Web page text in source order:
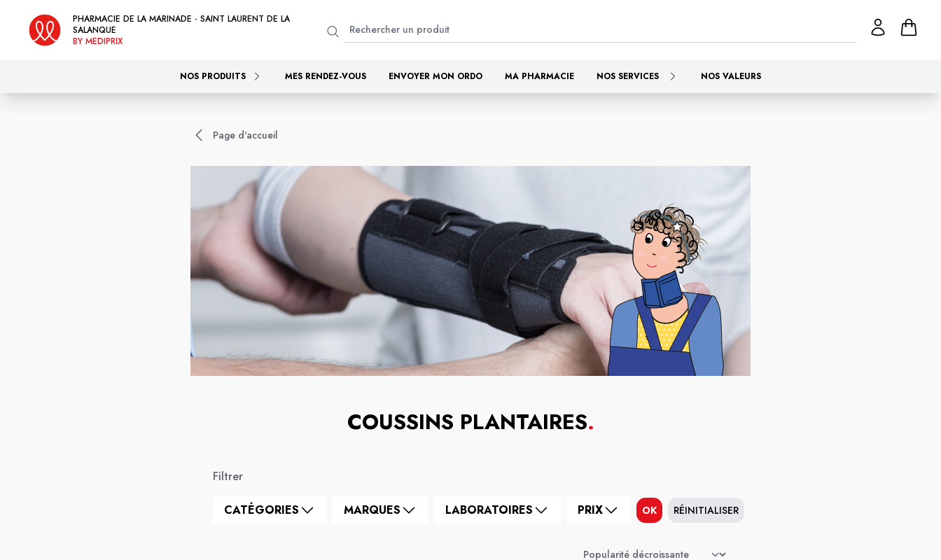
PHARMACIE DE LA MARINADE - SAINT LAURENT DE LA
SALANQUE
BY MEDIPRIX
NOS PRODUITS MES RENDEZ-VOUS ENVOYER MON ORDO MA PHARMACIE NOS SERVICES NOS VALEURS
Page d'accueil
COUSSINS PLANTAIRES.
Filtrer
CATÉGORIES MARQUES LABORATOIRES PRIX OK RÉINITIALISER